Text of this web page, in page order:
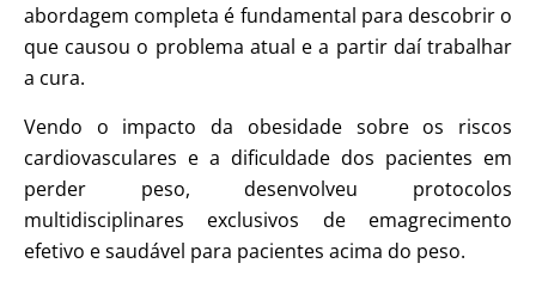
abordagem completa é fundamental para descobrir o
que causou o problema atual e a partir daí trabalhar
a cura.
Vendo o impacto da obesidade sobre os riscos
cardiovasculares e a dificuldade dos pacientes em
perder peso, desenvolveu protocolos
multidisciplinares exclusivos de emagrecimento
efetivo e saudável para pacientes acima do peso.